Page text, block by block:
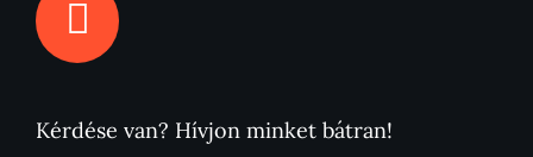
Kérdése van? Hívjon minket bátran!